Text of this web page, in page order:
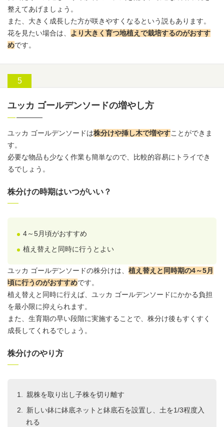
整えてあげましょう。
また、大きく成長した方が咲きやすくなるという説もあります。
花を見たい場合は、 より大きく育つ地植えで栽培するのがおすす
めです。
ユッカ ゴールデンソードの増やし方
ユッカ ゴールデンソードは株分けや挿し木で増やすことができま
す。
必要な物品も少なく作業も簡単なので、比較的容易にトライでき
るでしょう。
株分けの時期はいつがいい？
4～5月頃がおすすめ
植え替えと同時に行うとよい
ユッカ ゴールデンソードの株分けは、 植え替えと同時期の4～5月
頃に行うのがおすすめです。
植え替えと同時に行えば、ユッカ ゴールデンソードにかかる負担
を最小限に抑えられます。
また、生育期の早い段階に実施することで、株分け後もすくすく
成長してくれるでしょう。
株分けのやり方
親株を取り出し子株を切り離す
新しい鉢に鉢底ネットと鉢底石を設置し、土を1/3程度入
れる